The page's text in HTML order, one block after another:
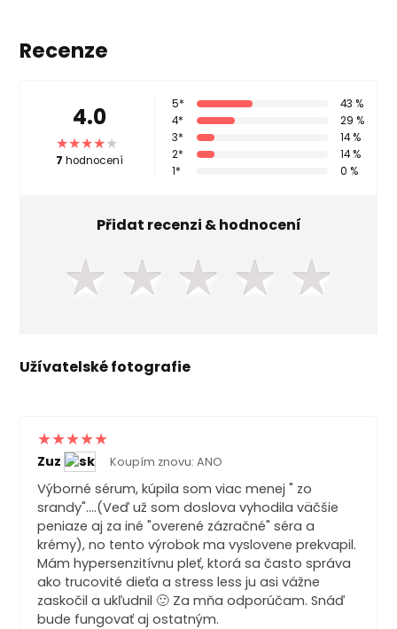
Recenze
Zuz Koupím znovu: ANO
Výborné sérum, kúpila som viac menej " zo
srandy"....(Veď už som doslova vyhodila väčšie
peniaze aj za iné "overené zázračné" séra a
krémy), no tento výrobok ma vyslovene prekvapil.
Mám hypersenzitívnu pleť, ktorá sa často správa
ako trucovité dieťa a stress less ju asi vážne
zaskočil a ukľudnil 🙂 Za mňa odporúčam. Snáď
bude fungovať aj ostatným.
4.0
7 hodnocení
5*
43 %
4*
29 %
3*
14 %
2*
14 %
1*
0 %
Přidat recenzi & hodnocení
★ ★ ★ ★ ★
Užívatelské fotografie